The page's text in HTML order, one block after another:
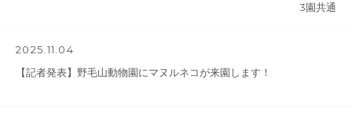
3園共通
2025.11.04
【記者発表】野毛山動物園にマヌルネコが来園します！